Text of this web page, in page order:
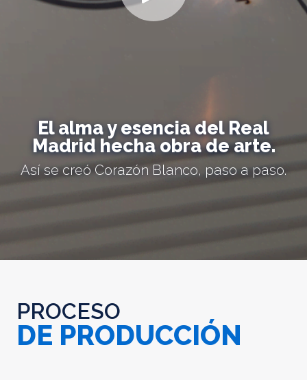
El alma y esencia del Real
Madrid hecha obra de arte.
Así se creó Corazón Blanco, paso a paso.
PROCESO
DE PRODUCCIÓN